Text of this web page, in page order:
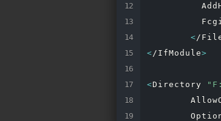
< /
< /IfModule>
<Directory